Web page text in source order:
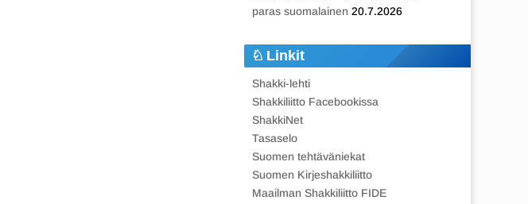
paras suomalainen 20.7.2026
Linkit
Shakki-lehti
Shakkiliitto Facebookissa
ShakkiNet
Tasaselo
Suomen tehtäväniekat
Suomen Kirjeshakkiliitto
Maailman Shakkiliitto FIDE